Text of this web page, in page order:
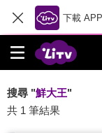
下載
搜尋 "鮮大王"
共 1 筆結果